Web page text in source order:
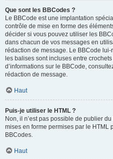
Que sont les BBCodes ?
Le BBCode est une implantation
contrôle de mise en forme des
décider si vous pouvez utiliser les
dans chacun de vos messages en
rédaction de message. Le BBCode
les balises sont incluses entre
d’informations sur le BBCode,
rédaction de message.
Haut
Puis-je utiliser le HTML ?
Non, il n’est pas possible de publier
mises en forme permises par le HTML
BBCodes.
Haut